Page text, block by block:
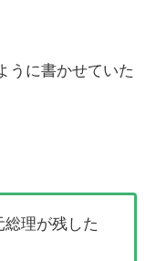
うに書かせていた
理が残した